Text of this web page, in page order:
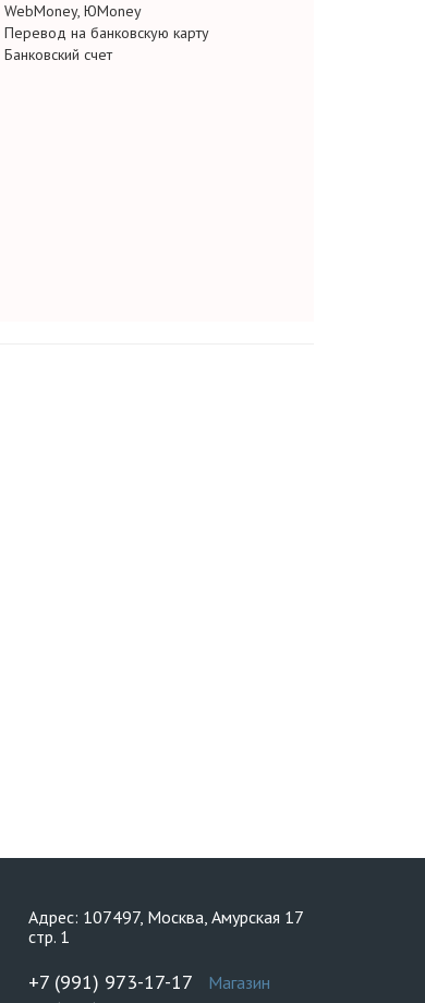
WebMoney, ЮMoney
Перевод на банковскую карту
Банковский счет
Адрес: 107497, Москва, Амурская 17
стр. 1
+7 (991) 973-17-17 Магазин